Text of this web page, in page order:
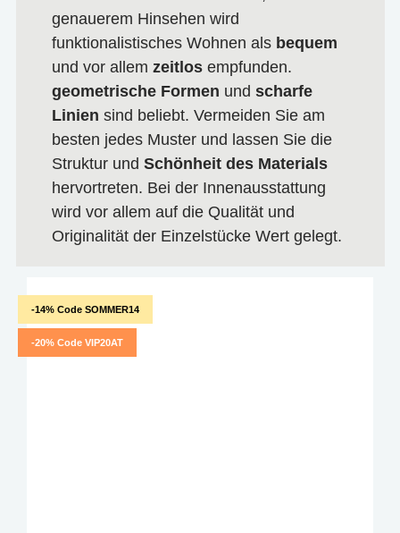
genauerem Hinsehen wird
funktionalistisches Wohnen als bequem
und vor allem zeitlosempfunden.
geometrische Formen und scharfe
Linien sind beliebt. Vermeiden Sie am
besten jedes Muster und lassen Sie die
Struktur und Schönheit des Materials
hervortreten. Bei der Innenausstattung
wird vor allem auf die Qualität und
Originalität der Einzelstücke Wert gelegt.
-14% Code SOMMER14
-20% Code VIP20AT